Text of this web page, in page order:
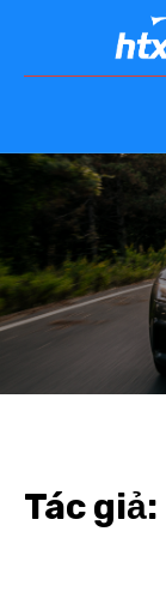
Tác giả: